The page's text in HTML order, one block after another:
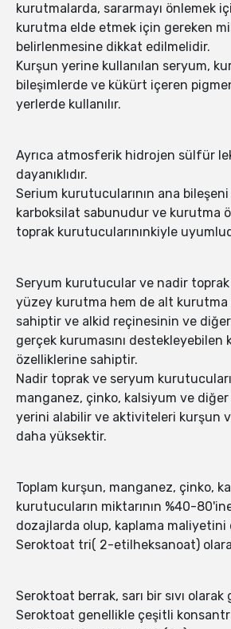
kurutmalarda, sararmayı önlemek
kurutma elde etmek için gereken
belirlenmesine dikkat edilmelidir.
Kurşun yerine kullanılan seryum,
bileşimlerde ve kükürt içeren
yerlerde kullanılır.
Ayrıca atmosferik hidrojen sülfür
dayanıklıdır.
Serium kurutucularının ana
karboksilat sabunudur ve kurutma
toprak kurutucularınınkiyle
Seryum kurutucular ve nadir
yüzey kurutma hem de alt kurutma
sahiptir ve alkid reçinesinin ve diğer
gerçek kurumasını destekleyebilen
özelliklerine sahiptir.
Nadir toprak ve seryum
manganez, çinko, kalsiyum ve
yerini alabilir ve aktiviteleri kurşun
daha yüksektir.
Toplam kurşun, manganez, çinko,
kurutucuların miktarının %40-
dozajlarda olup, kaplama
Seroktoat tri( 2-etilheksanoat)
Seroktoat berrak, sarı bir sıvı olarak
Seroktoat genellikle çeşitli